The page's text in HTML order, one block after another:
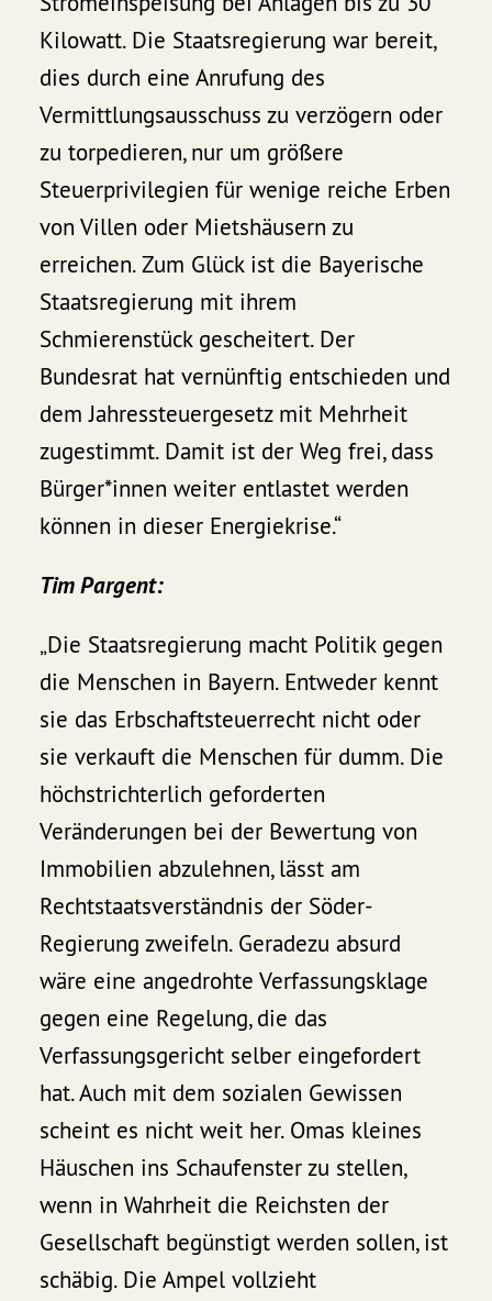
Kilowatt. Die Staatsregierung war bereit,
dies durch eine Anrufung des
Vermittlungsausschuss zu verzögern oder
zu torpedieren, nur um größere
Steuerprivilegien für wenige reiche Erben
von Villen oder Mietshäusern zu
erreichen. Zum Glück ist die Bayerische
Staatsregierung mit ihrem
Schmierenstück gescheitert. Der
Bundesrat hat vernünftig entschieden und
dem Jahressteuergesetz mit Mehrheit
zugestimmt. Damit ist der Weg frei, dass
Bürger*innen weiter entlastet werden
können in dieser Energiekrise.“
Tim Pargent:
„Die Staatsregierung macht Politik gegen
die Menschen in Bayern. Entweder kennt
sie das Erbschaftsteuerrecht nicht oder
sie verkauft die Menschen für dumm. Die
höchstrichterlich geforderten
Veränderungen bei der Bewertung von
Immobilien abzulehnen, lässt am
Rechtstaatsverständnis der Söder-
Regierung zweifeln. Geradezu absurd
wäre eine angedrohte Verfassungsklage
gegen eine Regelung, die das
Verfassungsgericht selber eingefordert
hat. Auch mit dem sozialen Gewissen
scheint es nicht weit her. Omas kleines
Häuschen ins Schaufenster zu stellen,
wenn in Wahrheit die Reichsten der
Gesellschaft begünstigt werden sollen, ist
schäbig. Die Ampel vollzieht